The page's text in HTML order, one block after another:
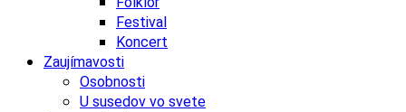
Festival
Koncert
Zaujímavosti
Osobnosti
U susedov vo svete